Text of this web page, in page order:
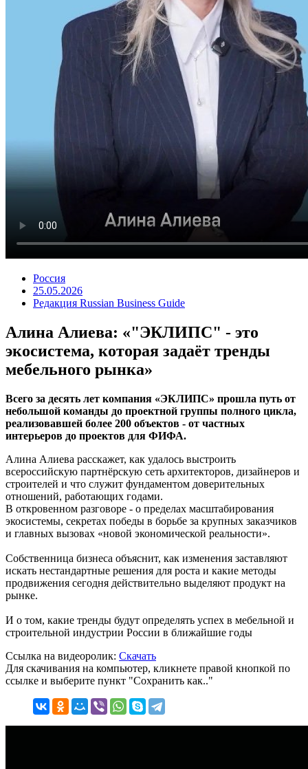
Россия
25.05.2026
Редакция Russian Business Guide
Алина Алиева: «"ЭКЛИПС" - это
экосистема, которая задаёт тренды
мебельного рынка»
Всего за десять лет компания «ЭКЛИПС» прошла путь от
небольшой команды до проектной группы полного цикла,
реализовавшей более 200 объектов - от частных
интерьеров до проектов для ФИФА.
Алина Алиева расскажет, как удалось выстроить
всероссийскую партнёрскую сеть архитекторов, дизайнеров и
строителей и что служит фундаментом доверительных
отношений, работающих годами.
В откровенном разговоре - о пределах масштабирования
экосистемы, секретах победы в борьбе за крупных заказчиков
и главных вызовах «новой экономической реальности».
Собственница бизнеса объяснит, как изменения заставляют
искать нестандартные решения для роста и какие методы
продвижения сегодня действительно выделяют продукт на
рынке.
И о том, какие тренды будут определять успех в мебельной и
строительной индустрии России в ближайшие годы
Ссылка на видеоролик: Скачать
Для скачивания на компьютер, кликнете правой кнопкой по
ссылке и выберите пункт "Сохранить как.."